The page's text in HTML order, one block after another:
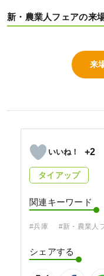
新・農業人フェアの来
来
+2
タイアップ
関連キーワード
#兵庫 #新・農業人
シェアする